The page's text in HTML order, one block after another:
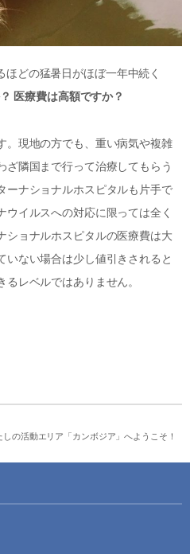
どの猛暑日がほぼ一年中続く
医療費は高額ですか？
。現地の方でも、重い病気や複雑
ざ隣国まで行って治療してもらう
ーナショナルホスピタルも片手で
イルスへの対応に限っては全く
ショナルホスピタルの医療費は大
いない場合は少し値引きされると
レベルではありません。
しの活動エリア「カンボジア」へようこそ！